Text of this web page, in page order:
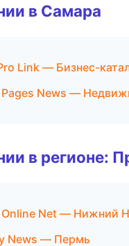
в Самара
Link — Бизнес-
Pages News —
в регионе:
Online Net — Нижний
News — Пермь